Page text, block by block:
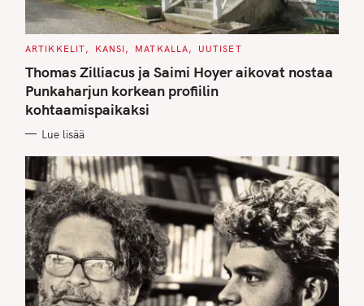
C
T
E
G
O
R
I
S
ARTIKKELIT KANSI MATKALLA UUTISET
Thomas Zilliacus ja Saimi Hoyer aikovat nostaa
Punkaharjun korkean profiilin
kohtaamispaikaksi
Lue lisää